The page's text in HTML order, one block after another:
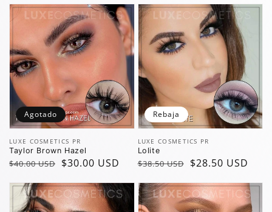
oferta
oferta
Vendedor:
LUXE COSMETICS PR
Taylor Brown Hazel
Precio
$40.00 USD
Precio
oferta
$30.00 USD
Agotado
Vendedor:
LUXE COSMETICS PR
Lolite
Precio
$38.50 USD
Precio
oferta
$28.50 USD
Rebaja